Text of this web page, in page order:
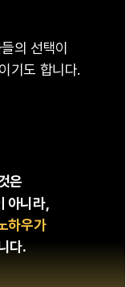
의 선택이
기도 합니다.
은
아니라,
하우가
다.